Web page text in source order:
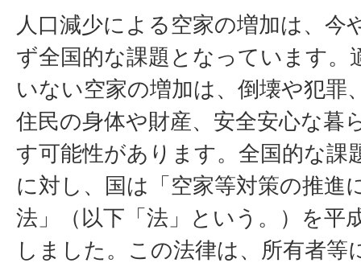
人口減少による空家の増加は、今
ず全国的な課題となっています。
いない空家の増加は、倒壊や犯罪
住民の身体や財産、安全安心な暮
す可能性があります。全国的な課
に対し、国は「空家等対策の推進
法」（以下「法」という。）を平
しました。この法律は、所有者等